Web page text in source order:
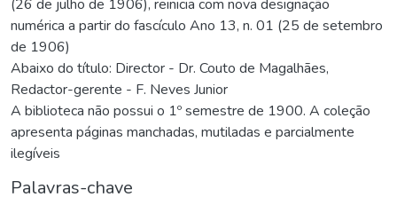
(26 de julho de 1906), reinicia com nova designação
numérica a partir do fascículo Ano 13, n. 01 (25 de setembro
de 1906)
Abaixo do título: Director - Dr. Couto de Magalhães,
Redactor-gerente - F. Neves Junior
A biblioteca não possui o 1º semestre de 1900. A coleção
apresenta páginas manchadas, mutiladas e parcialmente
ilegíveis
Palavras-chave